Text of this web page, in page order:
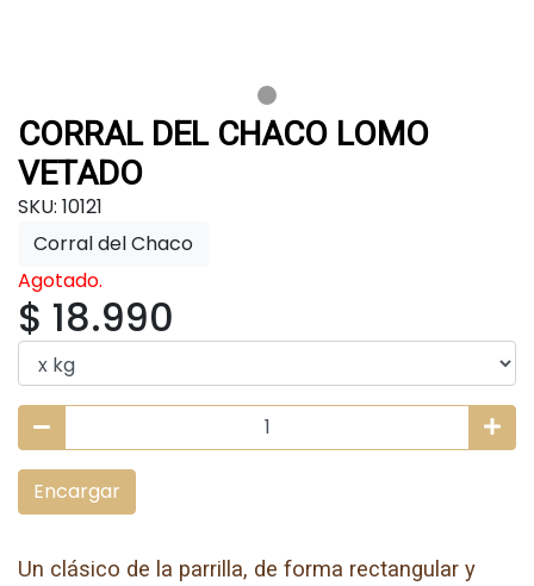
CORRAL DEL CHACO LOMO
VETADO
SKU: 10121
Corral del Chaco
Agotado.
$ 18.990
Encargar
Un clásico de la parrilla, de forma rectangular y